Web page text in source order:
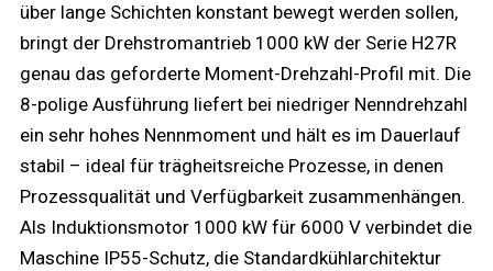
über lange Schichten konstant bewegt werden sollen,
bringt der Drehstromantrieb 1000 kW der Serie H27R
genau das geforderte Moment-Drehzahl-Profil mit. Die
8-polige Ausführung liefert bei niedriger Nenndrehzahl
ein sehr hohes Nennmoment und hält es im Dauerlauf
stabil – ideal für trägheitsreiche Prozesse, in denen
Prozessqualität und Verfügbarkeit zusammenhängen.
Als Induktionsmotor 1000 kW für 6000 V verbindet die
Maschine IP55-Schutz, die Standardkühlarchitektur